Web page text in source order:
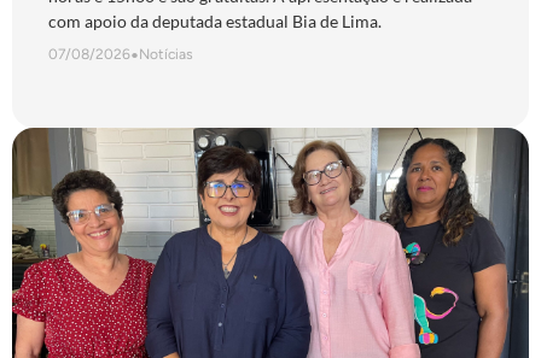
com apoio da deputada estadual Bia de Lima.
07/08/2026•Notícias